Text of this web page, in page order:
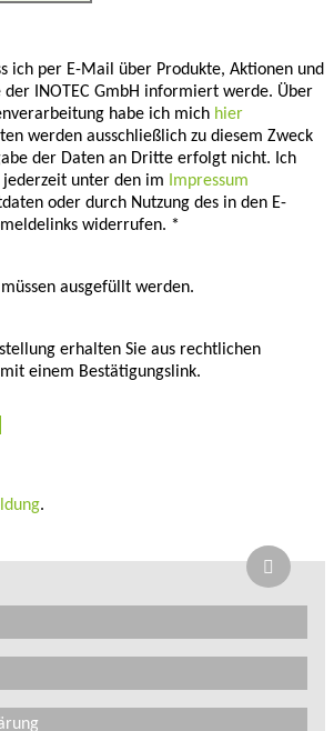
ich per E-Mail über Produkte, Aktionen und
der INOTEC GmbH informiert werde. Über
habe ich mich hier
werden ausschließlich zu diesem Zweck
der Daten an Dritte erfolgt nicht. Ich
unter den im
Impressum
oder durch Nutzung des in den E-
widerrufen. *
ausgefüllt werden.
erhalten Sie aus rechtlichen
einem Bestätigungslink.
.